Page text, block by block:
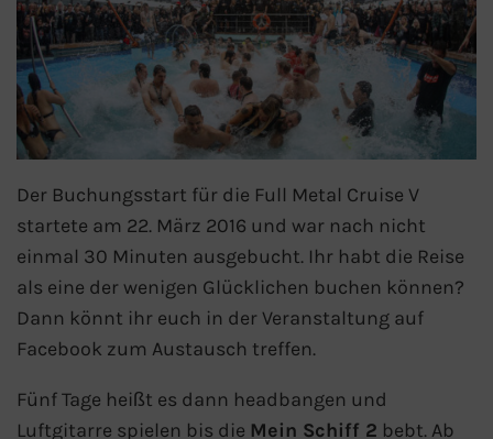
AIDA Weltreisen
Alle AIDA Häfen
Mein Schiff Reiseziele
Mein Schiff Kanaren
Mein Schiff Norwegen
Mein Schiff Mittelmeer
Mein Schiff Westeuropa
Der Buchungsstart für die Full Metal Cruise V
startete am 22. März 2016 und war nach nicht
einmal 30 Minuten ausgebucht. Ihr habt die Reise
als eine der wenigen Glücklichen buchen können?
Dann könnt ihr euch in der Veranstaltung auf
Facebook zum Austausch treffen.
Fünf Tage heißt es dann headbangen und
Luftgitarre spielen bis die Mein Schiff 2 bebt. Ab